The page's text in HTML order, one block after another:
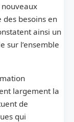
des besoins en
ainsi un
sur l’ensemble
largement la
de
qui